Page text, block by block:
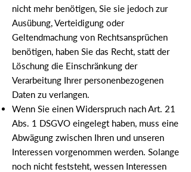
nicht mehr benötigen, Sie sie jedoch zur
Ausübung, Verteidigung oder
Geltendmachung von Rechtsansprüchen
benötigen, haben Sie das Recht, statt der
Löschung die Einschränkung der
Verarbeitung Ihrer personenbezogenen
Daten zu verlangen.
Wenn Sie einen Widerspruch nach Art. 21
Abs. 1 DSGVO eingelegt haben, muss eine
Abwägung zwischen Ihren und unseren
Interessen vorgenommen werden. Solange
noch nicht feststeht, wessen Interessen